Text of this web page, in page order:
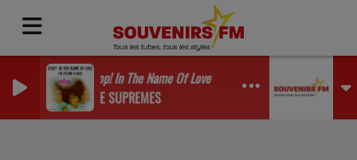
Stop! In The Name Of Love
THE SUPREMES